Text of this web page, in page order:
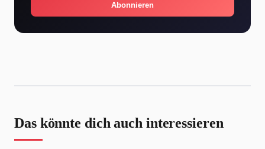
Abonnieren
Das könnte dich auch interessieren